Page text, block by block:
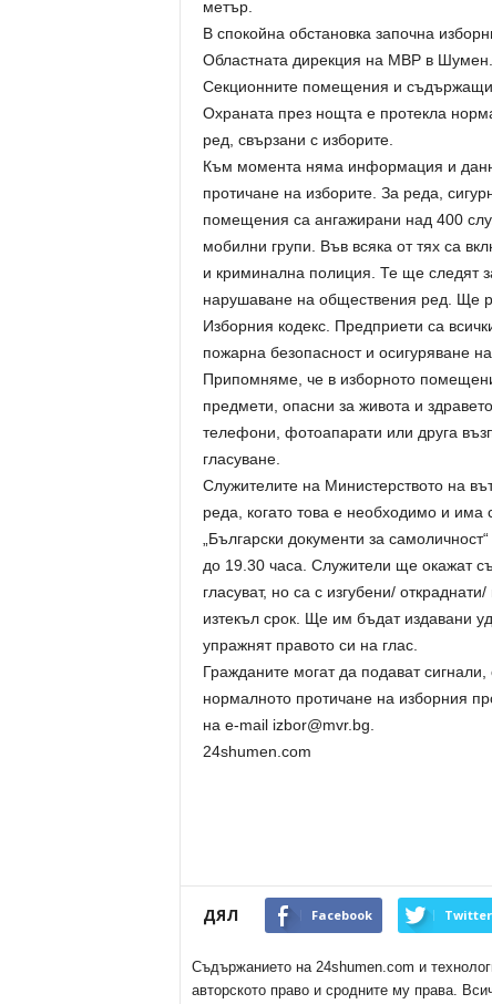
метър.
В спокойна обстановка започна
Областната дирекция на МВР в Шумен.
Секционните помещения и
Охраната през нощта е протекла
ред, свързани с изборите.
Към момента няма информация и
протичане на изборите. За реда,
помещения са ангажирани над 400
мобилни групи. Във всяка от тях са
и криминална полиция. Те ще следят
нарушаване на обществения ред. Ще
Изборния кодекс. Предприети са
пожарна безопасност и осигуряване
Припомняме, че в изборното
предмети, опасни за живота и
телефони, фотоапарати или друга
гласуване.
Служителите на Министерството на
реда, когато това е необходимо и има
„Български документи за
до 19.30 часа. Служители ще окажат
гласуват, но са с изгубени/
изтекъл срок. Ще им бъдат издавани
упражнят правото си на глас.
Гражданите могат да подават
нормалното протичане на изборния
на e-mail izbor@mvr.bg.
24shumen.com
ДЯЛ Facebook Twitter
Съдържанието на 24shumen.com и
авторското право и сродните му права.